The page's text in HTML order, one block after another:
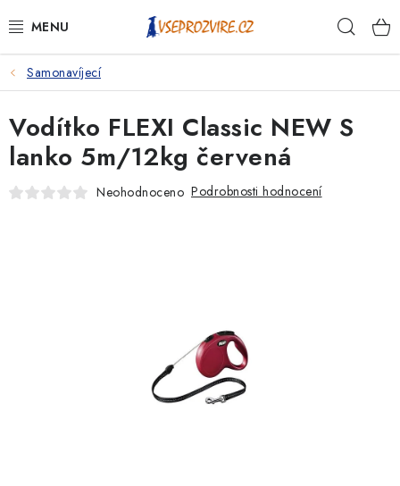
na
PSI
KOČKY
KONĚ
KRÁLÍCI/HLODAVCI/PTÁCI
Samonavíjecí
Vodítko FLEXI Classic NEW S
lanko 5m/12kg červená
Neohodnoceno Podrobnosti hodnocení